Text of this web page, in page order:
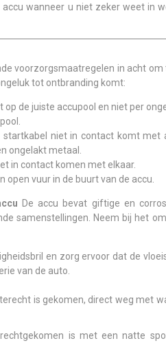
wanneer u niet zeker weet in
voorzorgsmaatregelen in acht
tot ontbranding komt:
de juiste accupool en niet per
niet in contact komt met
ongelakt metaal.
in contact komen met elkaar.
open vuur in de buurt van de accu.
De accu bevat giftige en
samenstellingen. Neem bij het
en zorg ervoor dat de
van de auto.
is gekomen, direct weg met
is met een natte